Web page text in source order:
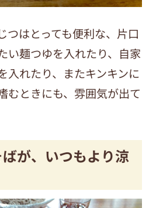
つはとっても便利な、片口
い麺つゆを入れたり、自家
入れたり、またキンキンに
むときにも、雰囲気が出て
が、いつもより涼